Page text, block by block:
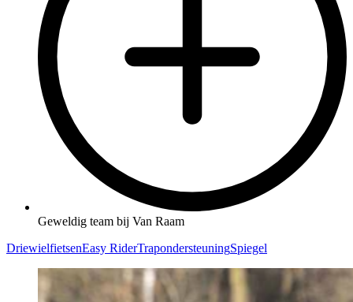
Geweldig team bij Van Raam
DriewielfietsenEasy RiderTrapondersteuningSpiegel